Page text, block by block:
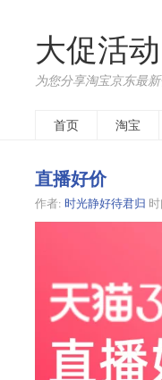
大促活
为您分享淘宝京东最
首页
淘宝
直播好价
作者: 时光静好待君归